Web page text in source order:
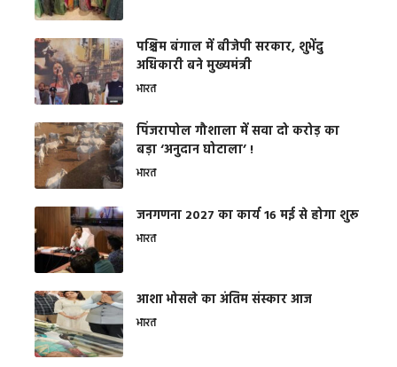
पश्चिम बंगाल में बीजेपी सरकार, शुभेंदु
अधिकारी बने मुख्यमंत्री
भारत
​पिंजरापोल गौशाला में सवा दो करोड़ का
बड़ा ‘अनुदान घोटाला’ !
भारत
जनगणना 2027 का कार्य 16 मई से होगा शुरू
भारत
आशा भोसले का अंतिम संस्कार आज
भारत